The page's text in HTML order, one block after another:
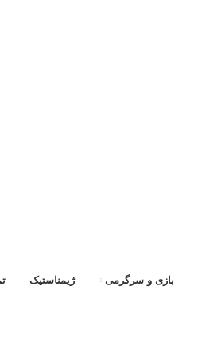
بازی و سرگرمی ژیمناستیک